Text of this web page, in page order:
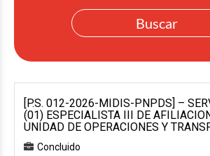
[P.S. 012-2026-MIDIS-PNPDS] –
(01) ESPECIALISTA III DE
UNIDAD DE OPERACIONES Y
Concluido